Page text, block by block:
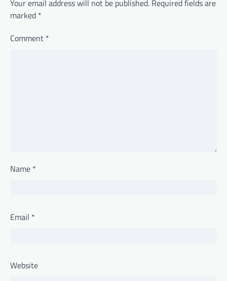
Your email address will not be published. Required fields are
marked *
Comment *
Name *
Email *
Website